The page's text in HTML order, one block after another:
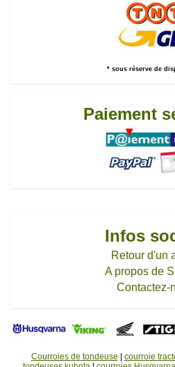
* sous réserve de
Paiement
Infos
Retour d'un
A propos de
Contactez-
Courroies de tondeuse courroie